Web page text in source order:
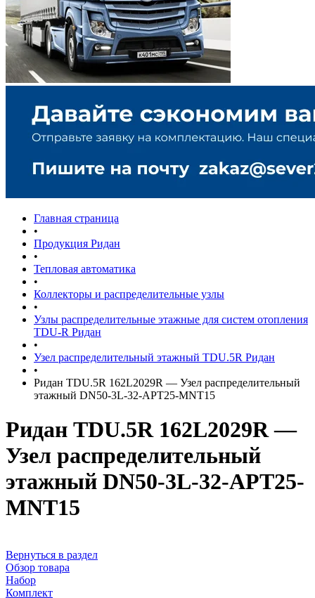
Главная страница
•
Продукция Ридан
•
Тепловая автоматика
•
Коллекторы и распределительные узлы
•
Узлы распределительные этажные для систем отопления
TDU-R Ридан
•
Узел распределительный этажный TDU.5R Ридан
•
Ридан TDU.5R 162L2029R — Узел распределительный
этажный DN50-3L-32-APT25-MNT15
Ридан TDU.5R 162L2029R —
Узел распределительный
этажный DN50-3L-32-APT25-
MNT15
Вернуться в раздел
Обзор товара
Набор
Комплект